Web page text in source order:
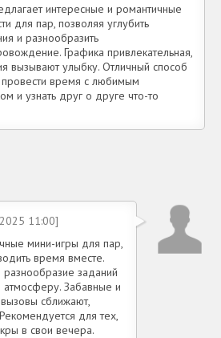
интересные и романтичные
для пар, позволяя углубить
и разнообразить
Графика привлекательная,
вызывают улыбку. Отличный способ
провести время с любимым
и узнать друг о друге что-то
11:00]
мини-игры для пар,
время вместе.
заданий
Забавные и
сближают,
для тех,
в свои вечера.